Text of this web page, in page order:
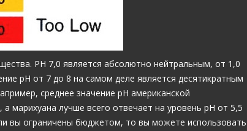
РН 7,0 является абсолютно нейтральным, от 1,0
рН от 7 до 8 на самом деле является десятикратным
среднее значение рН американской
марихуана лучше всего отвечает на уровень рН от 5,5
вы ограничены бюджетом, то вы можете использовать